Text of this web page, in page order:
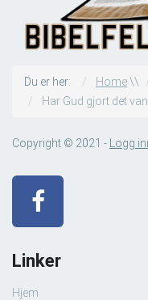
Du er her: Home\\
Har Gud gjort det
Copyright © 2021 - Logg
Linker
Hjem